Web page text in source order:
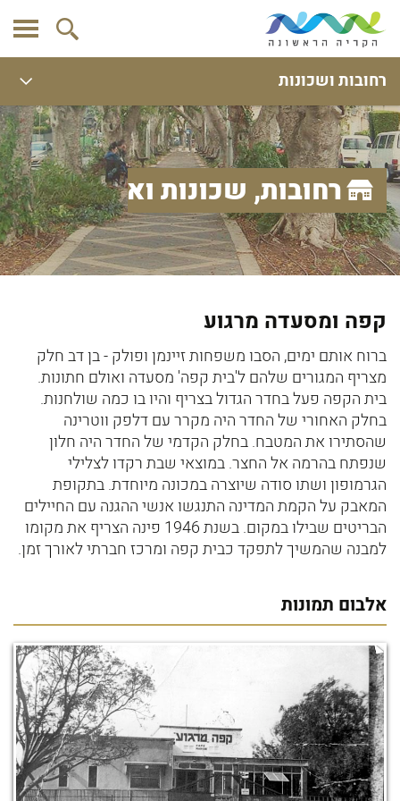
רחובות ושכונות
רחובות, שכונות ואתרים
קפה ומסעדה מרגוע
ברוח אותם ימים, הסבו משפחות זיינמן ופולק - בן דב חלק
מצריף המגורים שלהם ל'בית קפה' מסעדה ואולם חתונות.
בית הקפה פעל בחדר הגדול בצריף והיו בו כמה שולחנות.
בחלק האחורי של החדר היה מקרר עם דלפק ווטרינה
שהסתירו את המטבח. בחלק הקדמי של החדר היה חלון
שנפתח בהרמה אל החצר. במוצאי שבת רקדו לצלילי
הגרמופון ושתו סודה שיוצרה במכונה מיוחדת. בתקופת
המאבק על הקמת המדינה התנגשו אנשי ההגנה עם החיילים
הבריטים שבילו במקום. בשנת 1946 פינה הצריף את מקומו
למבנה שהמשיך לתפקד כבית קפה ומרכז חברתי לאורך זמן.
אלבום תמונות